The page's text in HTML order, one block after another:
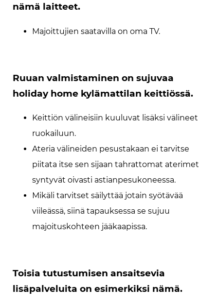
nämä laitteet.
Majoittujien saatavilla on oma TV.
Ruuan valmistaminen on sujuvaa
holiday home kylämattilan keittiössä.
Keittiön välineisiin kuuluvat lisäksi välineet
ruokailuun.
Ateria välineiden pesustakaan ei tarvitse
piitata itse sen sijaan tahrattomat aterimet
syntyvät oivasti astianpesukoneessa.
Mikäli tarvitset säilyttää jotain syötävää
viileässä, siinä tapauksessa se sujuu
majoituskohteen jääkaapissa.
Toisia tutustumisen ansaitsevia
lisäpalveluita on esimerkiksi nämä.